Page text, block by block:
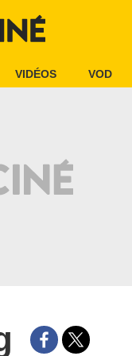
VIDÉOS VOD